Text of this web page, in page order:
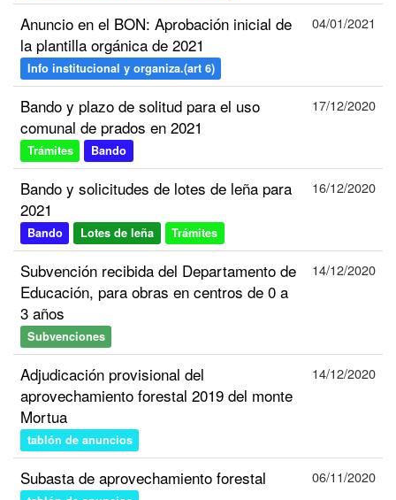
Anuncio en el BON: Aprobación inicial de
la plantilla orgánica de 2021
Info institucional y organiza.(art 6)
04/01/2021
Bando y plazo de solitud para el uso
comunal de prados en 2021
Trámites Bando
17/12/2020
Bando y solicitudes de lotes de leña para
2021
Bando Lotes de leña Trámites
16/12/2020
Subvención recibida del Departamento de
Educación, para obras en centros de 0 a
3 años
Subvenciones
14/12/2020
Adjudicación provisional del
aprovechamiento forestal 2019 del monte
Mortua
tablón de anuncios
14/12/2020
Subasta de aprovechamiento forestal 06/11/2020